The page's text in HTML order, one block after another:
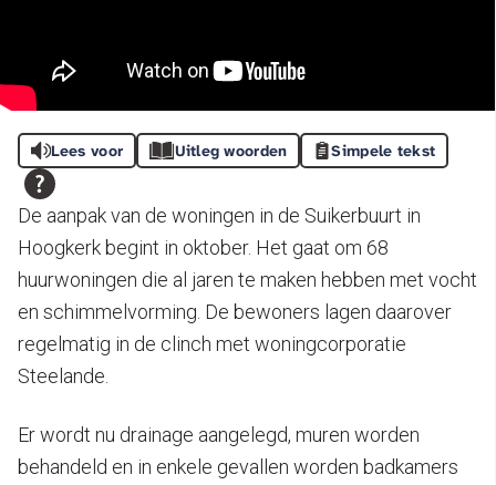
Lees voor Uitleg woorden Simpele tekst
De aanpak van de woningen in de Suikerbuurt in
Hoogkerk begint in oktober. Het gaat om 68
huurwoningen die al jaren te maken hebben met vocht
en schimmelvorming. De bewoners lagen daarover
regelmatig in de clinch met woningcorporatie
Steelande.
Er wordt nu drainage aangelegd, muren worden
behandeld en in enkele gevallen worden badkamers